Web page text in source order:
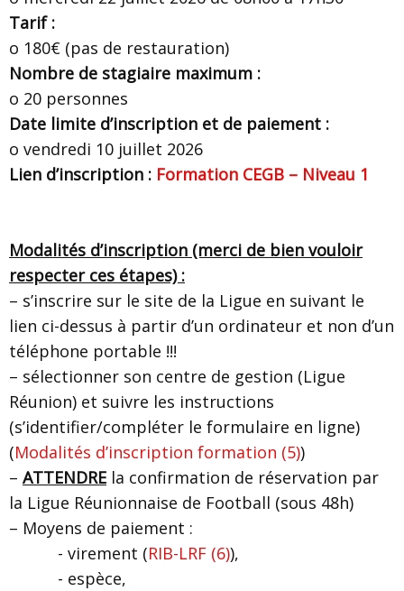
Tarif :
o 180€ (pas de restauration)
Nombre de stagiaire maximum :
o 20 personnes
Date limite d’inscription et de paiement :
o vendredi 10 juillet 2026
Lien d’inscription : Formation CEGB – Niveau 1
Modalités d’inscription (merci de bien vouloir
respecter ces étapes) :
– s’inscrire sur le site de la Ligue en suivant le
lien ci-dessus à partir d’un ordinateur et non d’un
téléphone portable !!!
– sélectionner son centre de gestion (Ligue
Réunion) et suivre les instructions
(s’identifier/compléter le formulaire en ligne)
(Modalités d’inscription formation (5))
– ATTENDRE la confirmation de réservation par
la Ligue Réunionnaise de Football (sous 48h)
– Moyens de paiement :
- virement (RIB-LRF (6)),
- espèce,